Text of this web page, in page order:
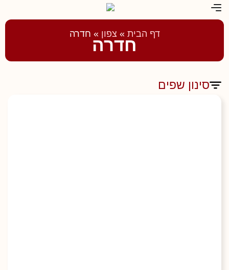
דף הבית » צפון » חדרה
חדרה
סינון שפים